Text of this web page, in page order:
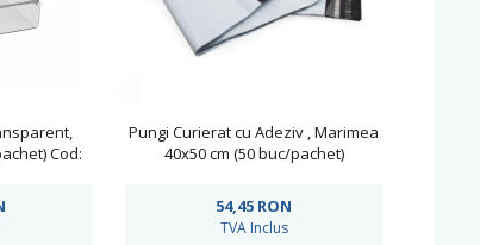
Cod:
Pungi Curierat cu Adeziv , Marimea
40x50 cm (50 buc/pachet)
54,45 RON
TVA Inclus